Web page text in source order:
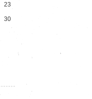
23
30